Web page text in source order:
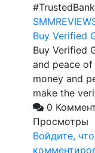
Buy Verified
Buy Verified
and peace
money and
make the
0
Просмотры
Войдите,